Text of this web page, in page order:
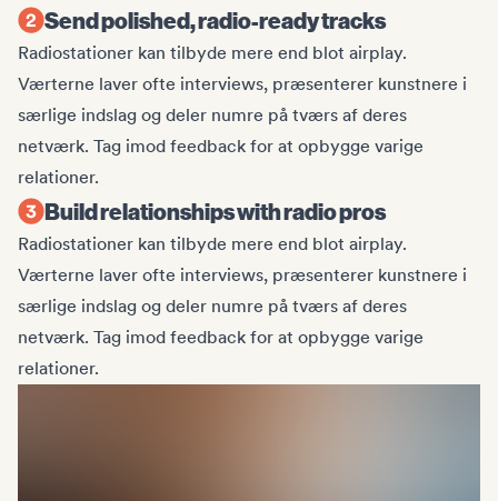
Send polished, radio-ready tracks
Radiostationer kan tilbyde mere end blot airplay.
Værterne laver ofte interviews, præsenterer kunstnere i
særlige indslag og deler numre på tværs af deres
netværk. Tag imod feedback for at opbygge varige
relationer.
Build relationships with radio pros
Radiostationer kan tilbyde mere end blot airplay.
Værterne laver ofte interviews, præsenterer kunstnere i
særlige indslag og deler numre på tværs af deres
netværk. Tag imod feedback for at opbygge varige
relationer.